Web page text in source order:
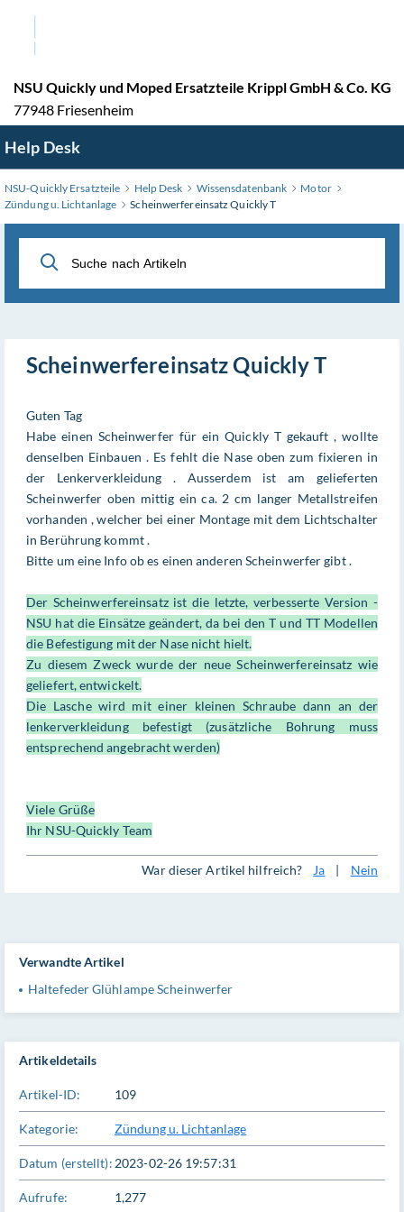
NSU Quickly und Moped Ersatzteile Krippl GmbH & Co. KG
77948 Friesenheim
wechseln
Help Desk
NSU-Quickly Ersatzteile Help Desk Wissensdatenbank
Motor
Zündung u. Lichtanlage
Scheinwerfereinsatz Quickly T
Scheinwerfereinsatz Quickly T
Guten Tag
Habe einen Scheinwerfer für ein Quickly T gekauft , wollte
denselben Einbauen . Es fehlt die Nase oben zum fixieren in
der Lenkerverkleidung . Ausserdem ist am gelieferten
Scheinwerfer oben mittig ein ca. 2 cm langer Metallstreifen
vorhanden , welcher bei einer Montage mit dem Lichtschalter
in Berührung kommt .
Bitte um eine Info ob es einen anderen Scheinwerfer gibt .
Der Scheinwerfereinsatz ist die letzte, verbesserte Version -
NSU hat die Einsätze geändert, da bei den T und TT Modellen
die Befestigung mit der Nase nicht hielt.
Zu diesem Zweck wurde der neue Scheinwerfereinsatz wie
geliefert, entwickelt.
Die Lasche wird mit einer kleinen Schraube dann an der
lenkerverkleidung befestigt (zusätzliche Bohrung muss
entsprechend angebracht werden)
Viele Grüße
Ihr NSU-Quickly Team
War dieser Artikel hilfreich? Ja | Nein
Artikeldetails
Artikel-ID: 109
Kategorie: Zündung u. Lichtanlage
Datum (erstellt): 2023-02-26 19:57:31
Aufrufe: 1,277
Verwandte Artikel
Haltefeder Glühlampe Scheinwerfer